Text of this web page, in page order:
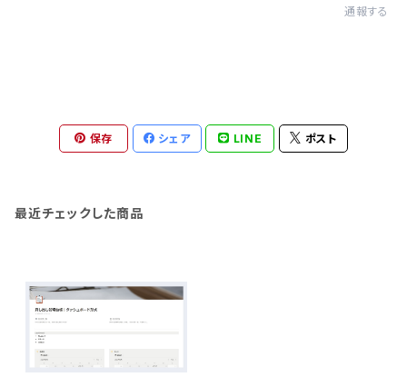
通報する
保存 シェア LINE ポスト
最近チェックした商品